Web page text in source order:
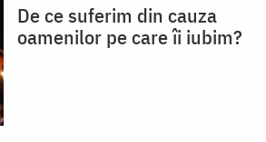
De ce suferim din cauza
oamenilor pe care îi iubim?